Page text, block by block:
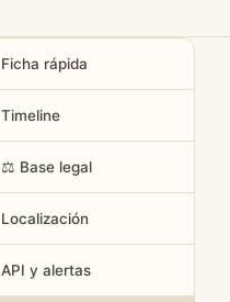
Ficha rápida
Timeline
⚖️ Base legal
Localización
API y alertas